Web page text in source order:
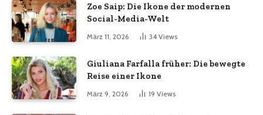
Zoe Saip: Die Ikone der modernen
Social-Media-Welt
März 11, 2026 34 Views
Giuliana Farfalla früher: Die bewegte
Reise einer Ikone
März 9, 2026 19 Views